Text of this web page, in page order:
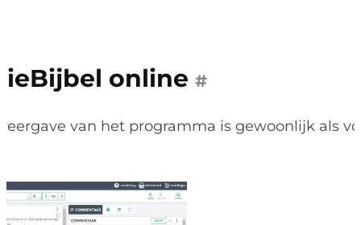
online #
van het programma is gewoonlijk als